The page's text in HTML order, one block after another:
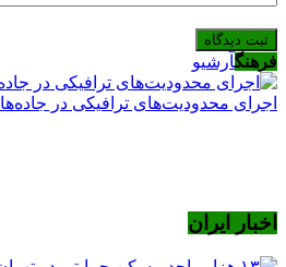
فرهنگآرشیو
اجرای محدودیت‌های ترافیکی در
اخبار ایران